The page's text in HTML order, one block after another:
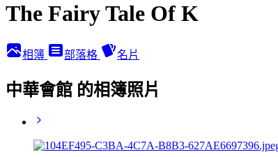
The Fairy Tale Of K
相簿 部落格 名片
中華會館 的相簿照片